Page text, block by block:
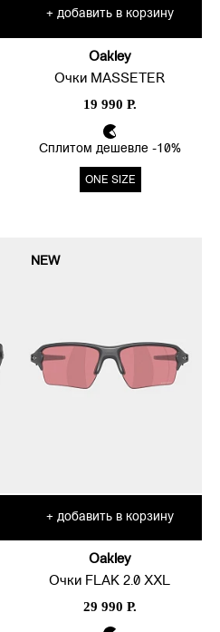
+ добавить в корзину
Oakley
Очки MASSETER
19 990 Р.
Сплитом дешевле -10%
ONE SIZE
NEW
+ добавить в корзину
Oakley
Очки FLAK 2.0 XXL
29 990 Р.